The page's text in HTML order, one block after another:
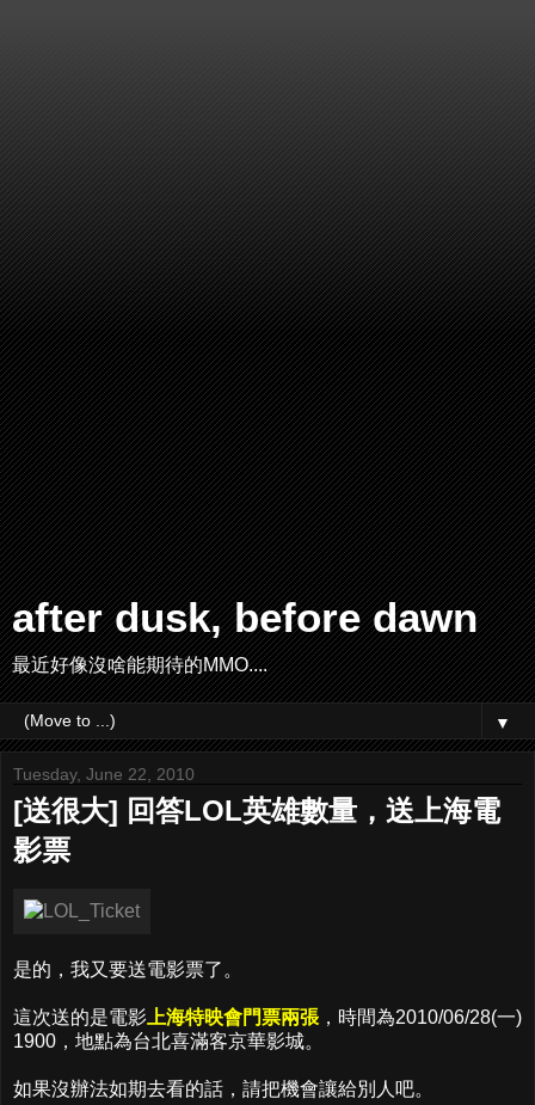
after dusk, before dawn
最近好像沒啥能期待的MMO....
▼
Tuesday, June 22, 2010
[送很大] 回答LOL英雄數量，送上海電
影票
是的，我又要送電影票了。
這次送的是電影 上海特映會門票兩張 ，時間為2010/06/28(一)
1900，地點為台北喜滿客京華影城。
如果沒辦法如期去看的話，請把機會讓給別人吧。